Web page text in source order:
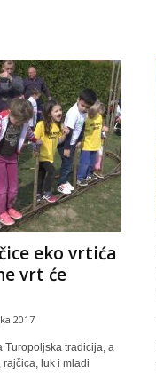
eko vrtića
vrt će
2017
Turopoljska tradicija, a
luk i mladi